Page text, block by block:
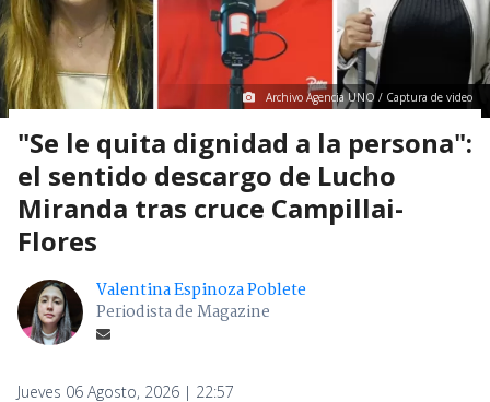
Archivo Agencia UNO / Captura de video
"Se le quita dignidad a la persona":
el sentido descargo de Lucho
Miranda tras cruce Campillai-
Flores
Valentina Espinoza Poblete
Periodista de Magazine
Jueves 06 Agosto, 2026 | 22:57